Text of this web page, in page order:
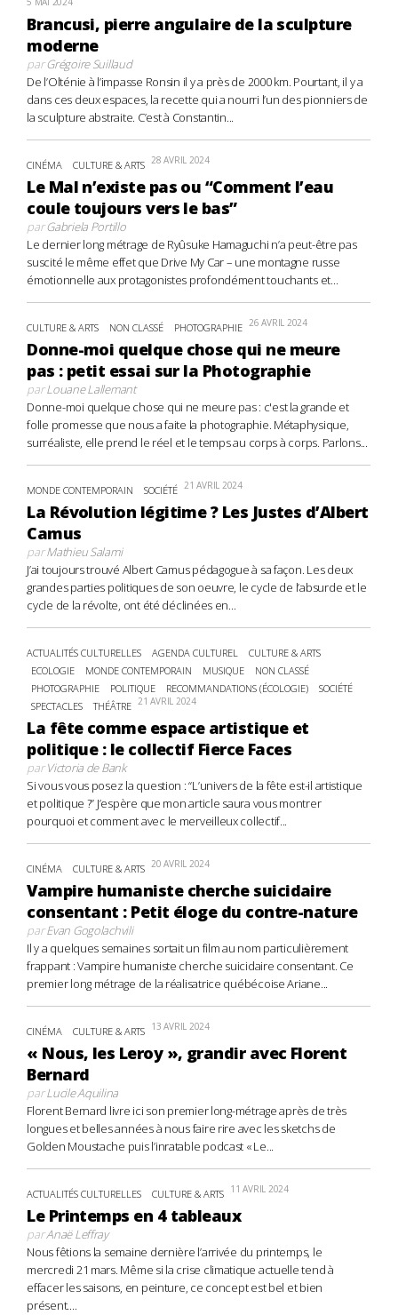
Brancusi, pierre angulaire de la sculpture
moderne
parGrégoire Suillaud
De l’Olténie à l’impasse Ronsin il y a près de 2000 km. Pourtant, il y a
dans ces deux espaces, la recette qui a nourri l’un des pionniers de
la sculpture abstraite. C’est à Constantin...
CINÉMA CULTURE & ARTS 28 AVRIL 2024
Le Mal n’existe pas ou “Comment l’eau
coule toujours vers le bas”
parGabriela Portillo
Le dernier long métrage de Ryûsuke Hamaguchi n’a peut-être pas
suscité le même effet que Drive My Car – une montagne russe
émotionnelle aux protagonistes profondément touchants et...
CULTURE & ARTS NON CLASSÉ PHOTOGRAPHIE 26 AVRIL 2024
Donne-moi quelque chose qui ne meure
pas : petit essai sur la Photographie
parLouane Lallemant
Donne-moi quelque chose qui ne meure pas : c'est la grande et
folle promesse que nous a faite la photographie. Métaphysique,
surréaliste, elle prend le réel et le temps au corps à corps. Parlons...
MONDE CONTEMPORAIN SOCIÉTÉ 21 AVRIL 2024
La Révolution légitime ? Les Justes d’Albert
Camus
parMathieu Salami
J’ai toujours trouvé Albert Camus pédagogue à sa façon. Les deux
grandes parties politiques de son oeuvre, le cycle de l’absurde et le
cycle de la révolte, ont été déclinées en...
ACTUALITÉS CULTURELLES AGENDA CULTUREL
CULTURE & ARTS
ECOLOGIE
MONDE CONTEMPORAIN MUSIQUE
NON CLASSÉ
PHOTOGRAPHIE
POLITIQUE RECOMMANDATIONS (ÉCOLOGIE)
SOCIÉTÉ
SPECTACLES
THÉÂTRE 21 AVRIL 2024
La fête comme espace artistique et
politique : le collectif Fierce Faces
parVictoria de Bank
Si vous vous posez la question : “L’univers de la fête est-il artistique
et politique ?” J’espère que mon article saura vous montrer
pourquoi et comment avec le merveilleux collectif...
CINÉMA CULTURE & ARTS 20 AVRIL 2024
Vampire humaniste cherche suicidaire
consentant : Petit éloge du contre-nature
parEvan Gogolachvili
Il y a quelques semaines sortait un film au nom particulièrement
frappant : Vampire humaniste cherche suicidaire consentant. Ce
premier long métrage de la réalisatrice québécoise Ariane...
CINÉMA CULTURE & ARTS 13 AVRIL 2024
« Nous, les Leroy », grandir avec Florent
Bernard
parLucile Aquilina
Florent Bernard livre ici son premier long-métrage après de très
longues et belles années à nous faire rire avec les sketchs de
Golden Moustache puis l’inratable podcast « Le...
ACTUALITÉS CULTURELLES CULTURE & ARTS 11 AVRIL 2024
Le Printemps en 4 tableaux
parAnaë Leffray
Nous fêtions la semaine dernière l’arrivée du printemps, le
mercredi 21 mars. Même si la crise climatique actuelle tend à
effacer les saisons, en peinture, ce concept est bel et bien
présent....